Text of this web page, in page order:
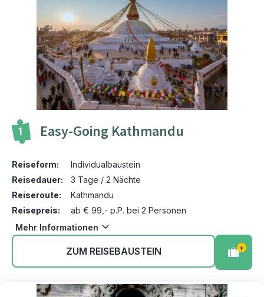
1 Easy-Going Kathmandu
Reiseform:
Individualbaustein
Reisedauer:
3 Tage / 2 Nächte
Reiseroute:
Kathmandu
Reisepreis:
ab € 99,- p.P. bei 2 Personen
Mehr Informationen
ZUM REISEBAUSTEIN +